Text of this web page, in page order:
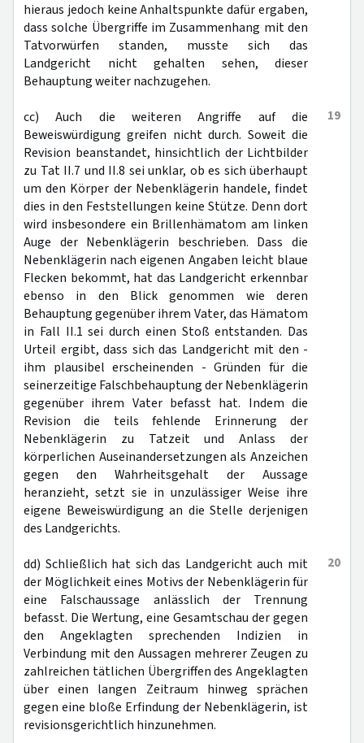
hieraus jedoch keine Anhaltspunkte dafür ergaben,
dass solche Übergriffe im Zusammenhang mit den
Tatvorwürfen standen, musste sich das
Landgericht nicht gehalten sehen, dieser
Behauptung weiter nachzugehen.
19
cc) Auch die weiteren Angriffe auf die
Beweiswürdigung greifen nicht durch. Soweit die
Revision beanstandet, hinsichtlich der Lichtbilder
zu Tat II.7 und II.8 sei unklar, ob es sich überhaupt
um den Körper der Nebenklägerin handele, findet
dies in den Feststellungen keine Stütze. Denn dort
wird insbesondere ein Brillenhämatom am linken
Auge der Nebenklägerin beschrieben. Dass die
Nebenklägerin nach eigenen Angaben leicht blaue
Flecken bekommt, hat das Landgericht erkennbar
ebenso in den Blick genommen wie deren
Behauptung gegenüber ihrem Vater, das Hämatom
in Fall II.1 sei durch einen Stoß entstanden. Das
Urteil ergibt, dass sich das Landgericht mit den -
ihm plausibel erscheinenden - Gründen für die
seinerzeitige Falschbehauptung der Nebenklägerin
gegenüber ihrem Vater befasst hat. Indem die
Revision die teils fehlende Erinnerung der
Nebenklägerin zu Tatzeit und Anlass der
körperlichen Auseinandersetzungen als Anzeichen
gegen den Wahrheitsgehalt der Aussage
heranzieht, setzt sie in unzulässiger Weise ihre
eigene Beweiswürdigung an die Stelle derjenigen
des Landgerichts.
20
dd) Schließlich hat sich das Landgericht auch mit
der Möglichkeit eines Motivs der Nebenklägerin für
eine Falschaussage anlässlich der Trennung
befasst. Die Wertung, eine Gesamtschau der gegen
den Angeklagten sprechenden Indizien in
Verbindung mit den Aussagen mehrerer Zeugen zu
zahlreichen tätlichen Übergriffen des Angeklagten
über einen langen Zeitraum hinweg sprächen
gegen eine bloße Erfindung der Nebenklägerin, ist
revisionsgerichtlich hinzunehmen.